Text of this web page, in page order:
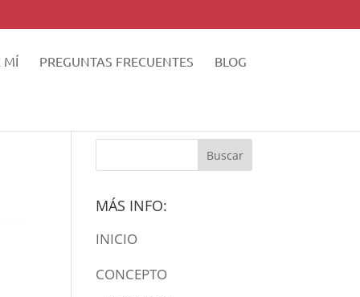
MÍ PREGUNTAS FRECUENTES BLOG
MÁS INFO:
INICIO
CONCEPTO